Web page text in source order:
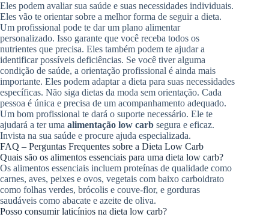
Eles podem avaliar sua saúde e suas necessidades individuais.
Eles vão te orientar sobre a melhor forma de seguir a dieta.
Um profissional pode te dar um plano alimentar
personalizado. Isso garante que você receba todos os
nutrientes que precisa. Eles também podem te ajudar a
identificar possíveis deficiências. Se você tiver alguma
condição de saúde, a orientação profissional é ainda mais
importante. Eles podem adaptar a dieta para suas necessidades
específicas. Não siga dietas da moda sem orientação. Cada
pessoa é única e precisa de um acompanhamento adequado.
Um bom profissional te dará o suporte necessário. Ele te
ajudará a ter uma alimentação low carb segura e eficaz.
Invista na sua saúde e procure ajuda especializada.
FAQ – Perguntas Frequentes sobre a Dieta Low Carb
Quais são os alimentos essenciais para uma dieta low carb?
Os alimentos essenciais incluem proteínas de qualidade como
carnes, aves, peixes e ovos, vegetais com baixo carboidrato
como folhas verdes, brócolis e couve-flor, e gorduras
saudáveis como abacate e azeite de oliva.
Posso consumir laticínios na dieta low carb?